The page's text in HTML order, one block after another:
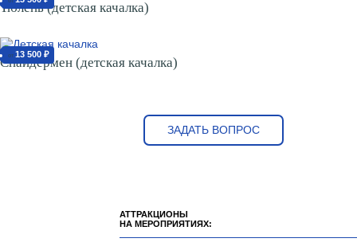
Тюлень (детская качалка)
от 13 500 ₽
Спайдермен (детская качалка)
ЗАДАТЬ ВОПРОС
АТТРАКЦИОНЫ
НА МЕРОПРИЯТИЯХ: